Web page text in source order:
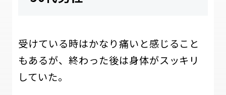
受けている時はかなり痛いと感じること
もあるが、終わった後は身体がスッキリ
していた。